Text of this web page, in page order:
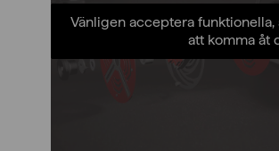
Vänligen acceptera
att komma åt